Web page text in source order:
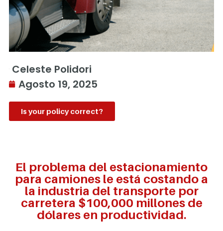
Celeste Polidori
Agosto 19, 2025
Is your policy correct?
El problema del estacionamiento
para camiones le está costando a
la industria del transporte por
carretera $100,000 millones de
dólares en productividad.